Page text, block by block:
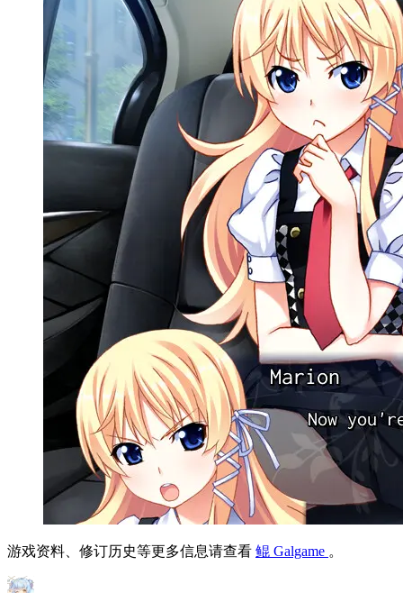
游戏资料、修订历史等更多信息请查看 鲲 Galgame 。